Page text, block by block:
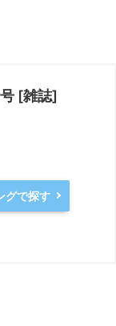
[雑誌]
グで探す